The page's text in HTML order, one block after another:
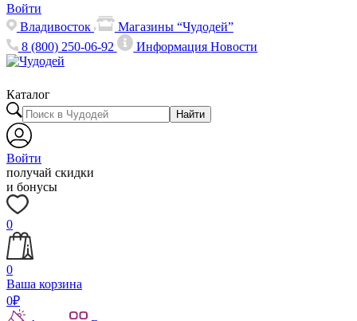
Войти
Владивосток
Магазины “Чудодей”
8 (800) 250-06-92
ИнформацияНовости
Каталог
Найти
Войти
получай скидки
и бонусы
0
0
Ваша корзина
0₽